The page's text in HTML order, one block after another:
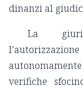
dinanzi al
La
verifiche